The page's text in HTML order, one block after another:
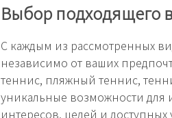
Выбор подходящего
С каждым из рассмотренных
независимо от ваших
теннис, пляжный теннис,
уникальные возможности для
интересов, целей и доступных